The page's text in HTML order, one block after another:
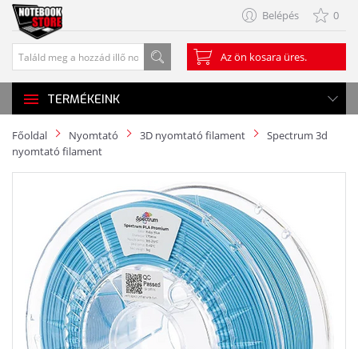
Belépés 0
Az ön kosara üres.
TERMÉKEINK
Főoldal Nyomtató 3D nyomtató filament
Spectrum 3d
nyomtató filament